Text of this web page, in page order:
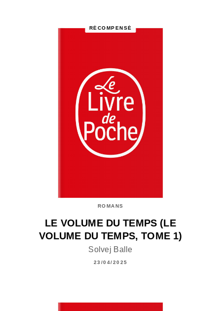
RÉCOMPENSÉ
ROMANS
LE VOLUME DU TEMPS (LE
VOLUME DU TEMPS, TOME 1)
Solvej Balle
23/04/2025